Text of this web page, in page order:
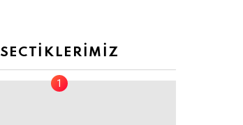
SECTIKLERIMIZ